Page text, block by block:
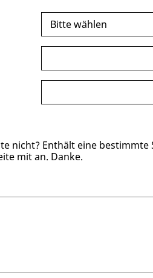
nicht? Enthält eine
mit an. Danke.